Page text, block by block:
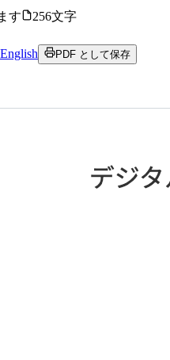
す
256文字
PDF として保存